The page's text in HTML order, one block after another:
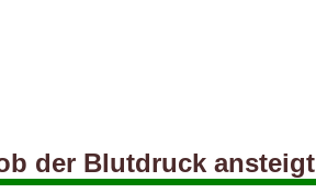
der Blutdruck ansteigt